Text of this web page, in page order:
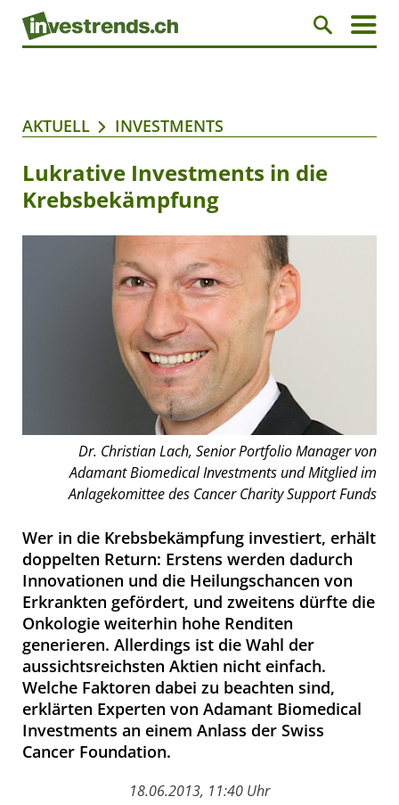
AKTUELL INVESTMENTS
Lukrative Investments in die
Krebsbekämpfung
Dr. Christian Lach, Senior Portfolio Manager von
Adamant Biomedical Investments und Mitglied im
Anlagekomittee des Cancer Charity Support Funds
Wer in die Krebsbekämpfung investiert, erhält
doppelten Return: Erstens werden dadurch
Innovationen und die Heilungschancen von
Erkrankten gefördert, und zweitens dürfte die
Onkologie weiterhin hohe Renditen
generieren. Allerdings ist die Wahl der
aussichtsreichsten Aktien nicht einfach.
Welche Faktoren dabei zu beachten sind,
erklärten Experten von Adamant Biomedical
Investments an einem Anlass der Swiss
Cancer Foundation.
18.06.2013, 11:40 Uhr